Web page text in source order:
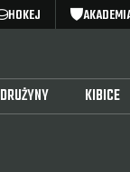
HOKEJ
DRUŻYNY KIBICE